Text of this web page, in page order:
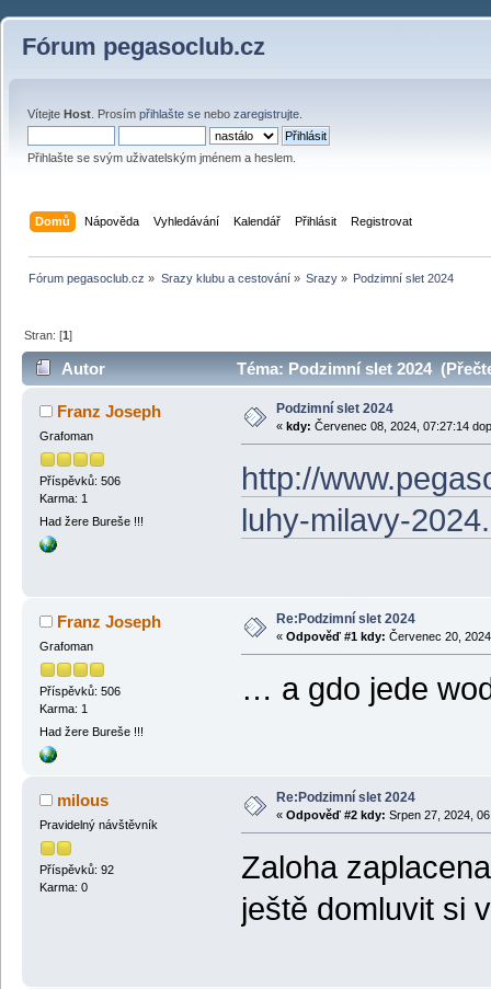
Fórum pegasoclub.cz
Vítejte Host . Prosím přihlašte se nebo zaregistrujte
Přihlašte se svým uživatelským jménem a heslem.
Domů Nápověda Vyhledávání Kalendář Přihlásit Registrovat
Fórum pegasoclub.cz » Srazy klubu a cestování» Srazy» Podzimní slet 2024
Stran: [1]
Autor Téma: Podzimní slet 2024
Franz Joseph
Grafoman
Příspěvků: 506
Karma: 1
Had žere Bureše !!!
Podzimní slet 2024
« kdy: Červenec 08, 2024, 07:27:14
http://
luhy-milavy-
Franz Joseph
Grafoman
Příspěvků: 506
Karma: 1
Had žere Bureše !!!
Re:Podzimní slet 2024
« Odpověď #1 kdy: Červenec 20,
… a gdo jede
milous
Pravidelný návštěvník
Příspěvků: 92
Karma: 0
Re:Podzimní slet 2024
« Odpověď #2 kdy: Srpen 27, 2024,
Zaloha
ještě domluvit si